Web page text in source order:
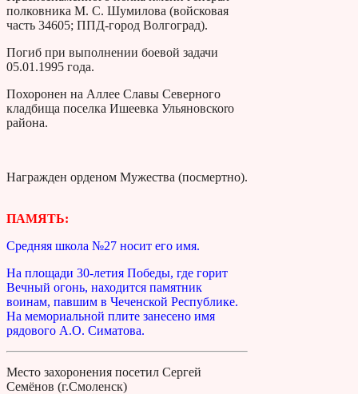
полковника М. С. Шумилова (войсковая
часть 34605; ППД-город Волгоград).
Погиб при выполнении боевой задачи
05.01.1995 года.
Похоронен на Аллее Сла­вы Северного
кладбища поселка Ишеев­ка Ульяновскоrо
района.
Награжден орденом Мужества (посмертно).
ПАМЯТЬ:
Средняя школа №27 носит его имя.
На площади 30-летия Победы, где горит
Вечный огонь, находится памятник
воинам, павшим в Чеченской Республике.
На мемориальной плите занесено имя
рядового А.О. Симатова.
Место захоронения посетил Сергей
Семёнов (г.Смоленск)